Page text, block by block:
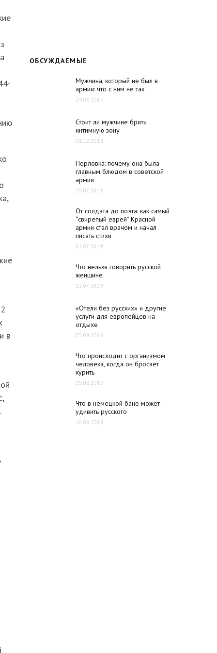
в
ОБСУЖДАЕМЫЕ
Мужчина, который не был в
армии: что с ним не так
29.08.2019
Стоит ли мужчине брить
интимную зону
08.12.2018
Перловка: почему она была
главным блюдом в советской
армии
15.07.2019
От солдата до поэта: как самый
“свирепый еврей” Красной
армии стал врачом и начал
писать стихи
02.07.2019
Что нельзя говорить русской
женщине
12.07.2019
«Отели без русских» и другие
услуги для европейцев на
отдыхе
05.08.2019
Что происходит с организмом
человека, когда он бросает
курить
25.08.2019
Что в немецкой бане может
удивить русского
10.08.2019